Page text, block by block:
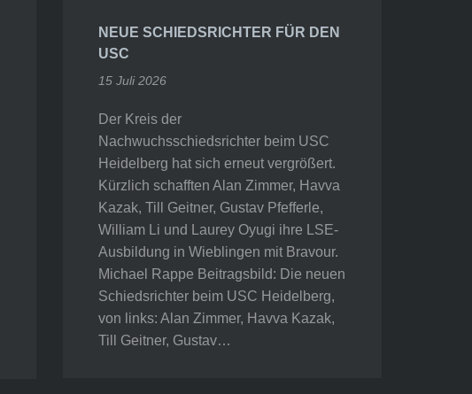
NEUE SCHIEDSRICHTER FÜR DEN
USC
15 Juli 2026
Der Kreis der
Nachwuchsschiedsrichter beim USC
Heidelberg hat sich erneut vergrößert.
Kürzlich schafften Alan Zimmer, Havva
Kazak, Till Geitner, Gustav Pfefferle,
William Li und Laurey Oyugi ihre LSE-
Ausbildung in Wieblingen mit Bravour.
Michael Rappe Beitragsbild: Die neuen
Schiedsrichter beim USC Heidelberg,
von links: Alan Zimmer, Havva Kazak,
Till Geitner, Gustav…